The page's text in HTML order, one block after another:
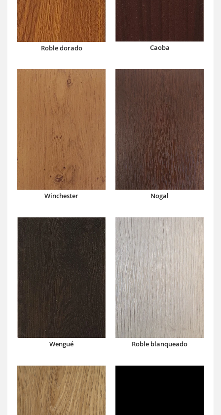
Roble dorado Caoba
Winchester Nogal
Wengué Roble blanqueado